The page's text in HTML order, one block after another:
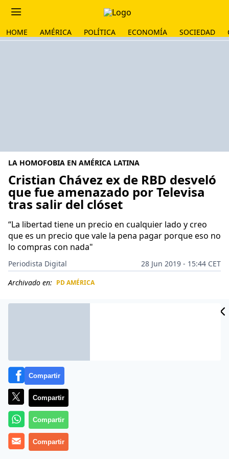
HOME AMÉRICA POLÍTICA ECONOMÍA SOCIEDAD
LA HOMOFOBIA EN AMÉRICA LATINA
Cristian Chávez ex de RBD desveló
que fue amenazado por Televisa
tras salir del clóset
“La libertad tiene un precio en cualquier lado y creo
que es un precio que vale la pena pagar porque eso no
lo compras con nada"
Periodista Digital
28 Jun 2019 - 15:44 CET
Archivado en: PD AMÉRICA
Más información
Compartir
Compartir
Compartir
Compartir